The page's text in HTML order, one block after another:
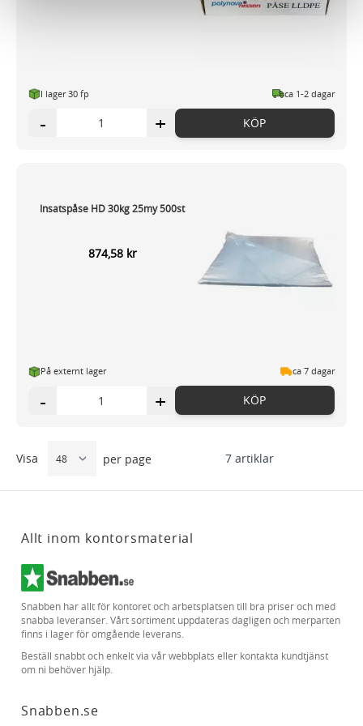
för sociala medier och analysera vår trafik. Vi
information som du har tillhandahållit eller som de har
samlat in när du har använt deras tjänster.
I lager 30 fp ca 1-2 dagar
- + KÖP
Insatspåse HD 30kg 25my 500st
874,58 kr
På externt lager ca 7 dagar
- + KÖP
7artiklar
Visa per page
Allt inom kontorsmaterial
Snabben har allt för kontoret och arbetsplatsen till bra priser och med
snabba leveranser. Vårt sortiment uppdateras dagligen och merparten
finns i lager för omgående leverans.
Beställ snabbt och enkelt via vår webbplats eller kontakta kundtjänst
om ni behöver hjälp.
Snabben.se